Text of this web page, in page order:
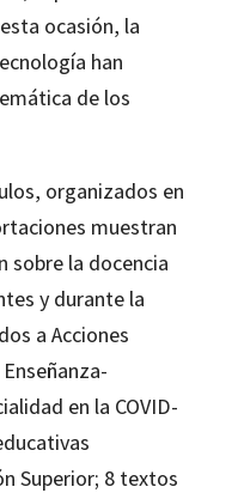
ocasión, la
han
de los
organizados en
muestran
sobre la docencia
y durante la
a Acciones
en la COVID-
Superior; 8 textos